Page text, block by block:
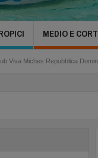
MEDIO E
Dominicana